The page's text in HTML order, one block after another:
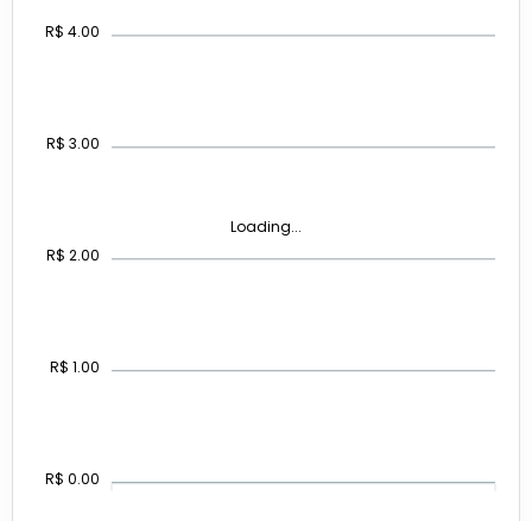
Loading...
R$ 4.00
R$ 3.00
R$ 2.00
R$ 1.00
R$ 0.00